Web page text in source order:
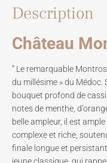
Description
Château
” Le remarquable
du millésime » du Médoc.
bouquet profond de
notes de menthe,
belle ampleur, il est
complexe et riche,
finale longue et